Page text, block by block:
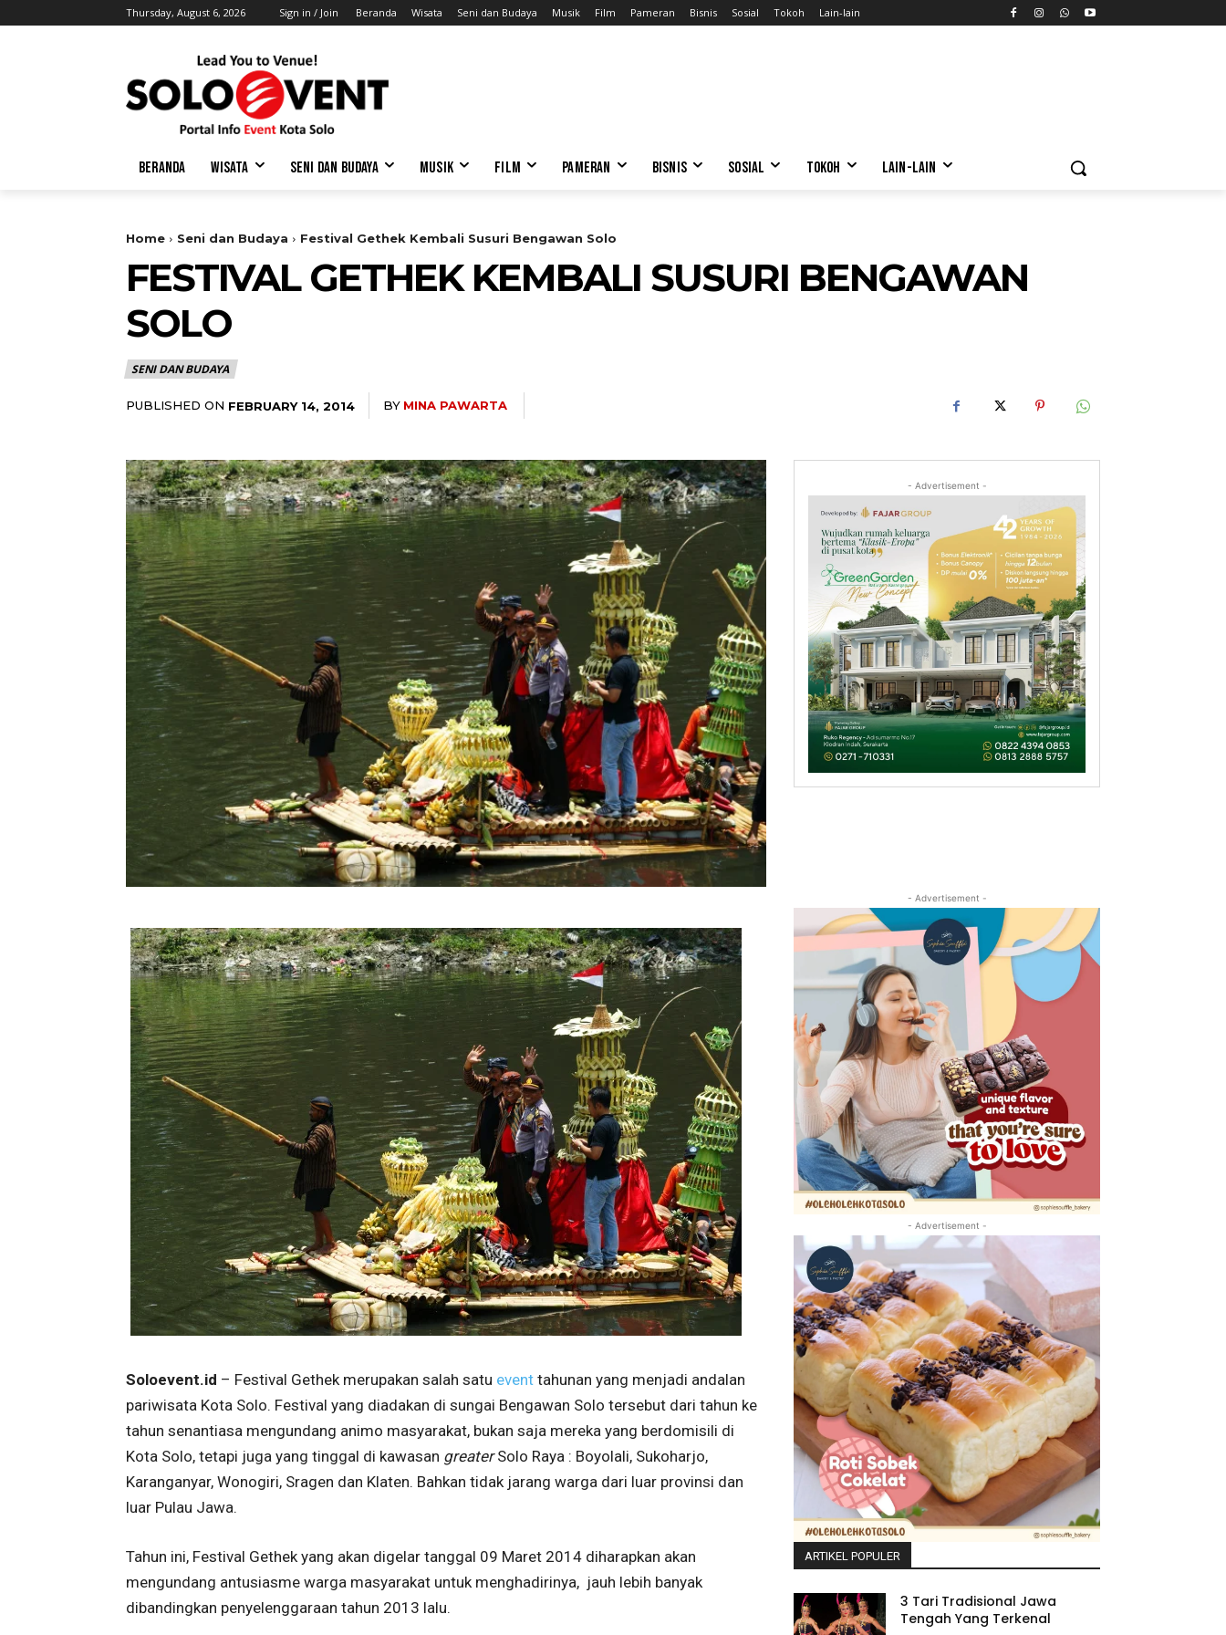
Thursday, August 6, 2026 Sign in / Join Beranda Wisata Seni dan Budaya Musik Film Pameran Bisnis Sosial Tokoh Lain-lain
BERANDA WISATA SENI DAN BUDAYA MUSIK FILM PAMERAN BISNIS SOSIAL TOKOH LAIN-LAIN
Home Seni dan Budaya Festival Gethek Kembali Susuri Bengawan Solo
FESTIVAL GETHEK KEMBALI SUSURI BENGAWAN
SOLO
SENI DAN BUDAYA
PUBLISHED ON FEBRUARY 14, 2014 BY MINA PAWARTA
- Advertisement -
Soloevent.id – Festival Gethek merupakan salah satu event tahunan yang menjadi andalan
pariwisata Kota Solo. Festival yang diadakan di sungai Bengawan Solo tersebut dari tahun ke
tahun senantiasa mengundang animo masyarakat, bukan saja mereka yang berdomisili di
Kota Solo, tetapi juga yang tinggal di kawasan greaterSolo Raya : Boyolali, Sukoharjo,
Karanganyar, Wonogiri, Sragen dan Klaten. Bahkan tidak jarang warga dari luar provinsi dan
luar Pulau Jawa.
Tahun ini, Festival Gethek yang akan digelar tanggal 09 Maret 2014 diharapkan akan
mengundang antusiasme warga masyarakat untuk menghadirinya, jauh lebih banyak
dibandingkan penyelenggaraan tahun 2013 lalu.
- Advertisement -
- Advertisement -
ARTIKEL POPULER
3 Tari Tradisional Jawa
Tengah Yang Terkenal